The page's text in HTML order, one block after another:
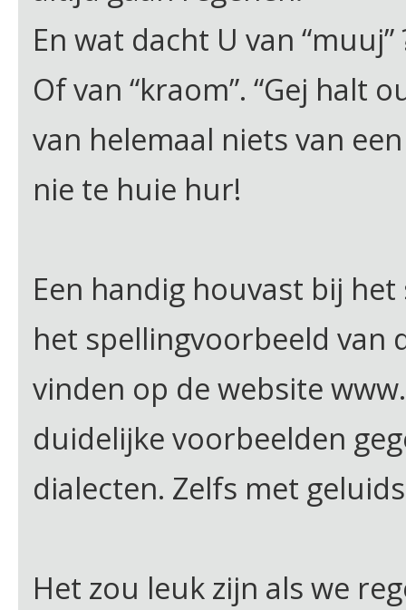
En wat dacht U van
Of van “kraom”. “Gej halt
van helemaal niets van
nie te huie hur!
Een handig houvast bij
het spellingvoorbeeld van
vinden op de website
duidelijke voorbeelden
dialecten. Zelfs met
Het zou leuk zijn als we